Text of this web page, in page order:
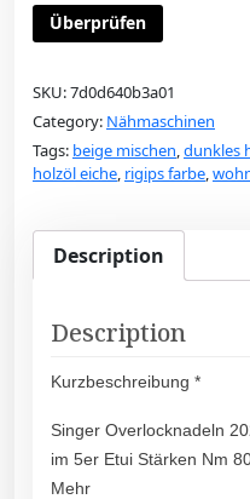
Überprüfen
SKU:7d0d640b3a01
Category: Nähmaschinen
Tags: beige mischen,dunkles
holzöl eiche, rigips farbe,
Description
Description
Kurzbeschreibung *
Singer Overlocknadeln
im 5er Etui Stärken Nm
Mehr